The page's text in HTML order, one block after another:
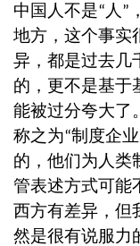
中国人不是“ 人 ”
地方，这个事实
异，都是过去几
的，更不是基于
能被过分夸大了
称之为“制度企
的，他们为人类
管表述方式可能
西方有差异，但
然是很有说服力